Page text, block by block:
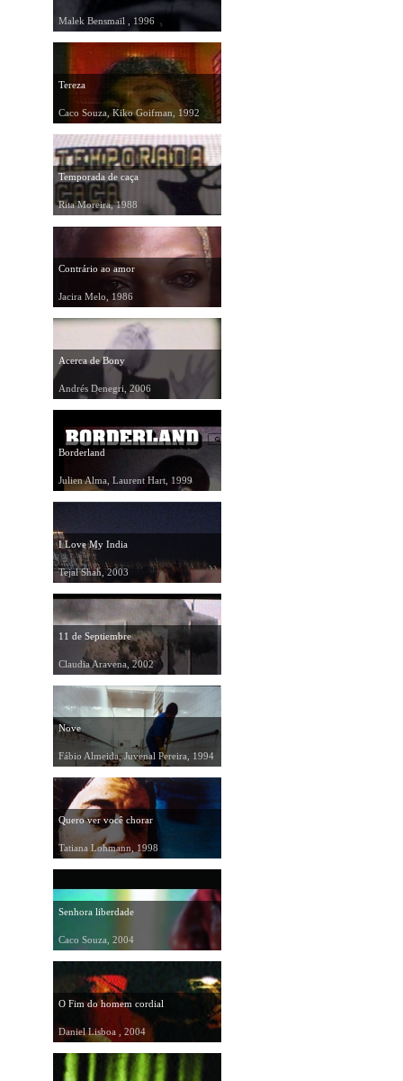
Malek Bensmaïl , 1996
Tereza
Caco Souza, Kiko Goifman, 1992
Temporada de caça
Rita Moreira, 1988
Contrário ao amor
Jacira Melo, 1986
Acerca de Bony
Andrés Denegri, 2006
Borderland
Julien Alma, Laurent Hart, 1999
I Love My India
Tejal Shah, 2003
11 de Septiembre
Claudia Aravena, 2002
Nove
Fábio Almeida, Juvenal Pereira, 1994
Quero ver você chorar
Tatiana Lohmann, 1998
Senhora liberdade
Caco Souza, 2004
O Fim do homem cordial
Daniel Lisboa , 2004